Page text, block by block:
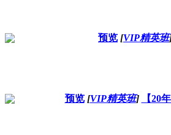
预览 [VIP精英班
预览 [VIP精英班] 【20